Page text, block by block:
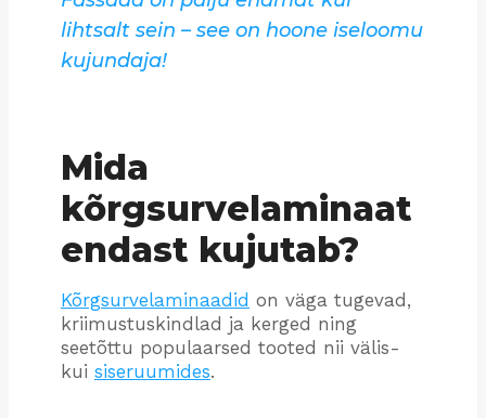
lihtsalt sein – see on hoone iseloomu
kujundaja!
Mida
kõrgsurvelaminaat
endast kujutab?
Kõrgsurvelaminaadid on väga tugevad,
kriimustuskindlad ja kerged ning
seetõttu populaarsed tooted nii välis-
kui siseruumides.